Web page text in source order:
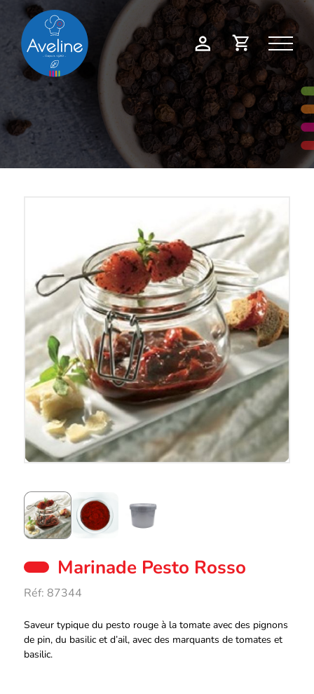
Mon
compte
Demande
de
devis
Marinade Pesto Rosso
Réf: 87344
Description
Saveur typique du pesto rouge à la tomate avec des pignons
de pin, du basilic et d’ail, avec des marquants de tomates et
basilic.
Panneau de gestion des cookies